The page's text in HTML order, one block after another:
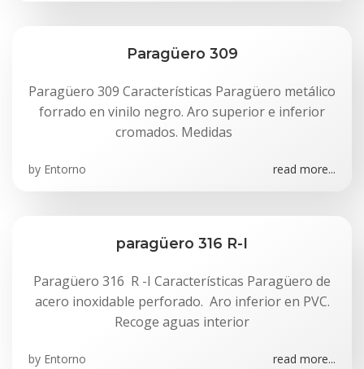
Paragüero 309
Paragüero 309 Características Paragüero metálico
forrado en vinilo negro. Aro superior e inferior
cromados. Medidas
by Entorno read more...
paragüero 316 R-I
Paragüero 316 R -I Características Paragüero de
acero inoxidable perforado. Aro inferior en PVC.
Recoge aguas interior
by Entorno read more...